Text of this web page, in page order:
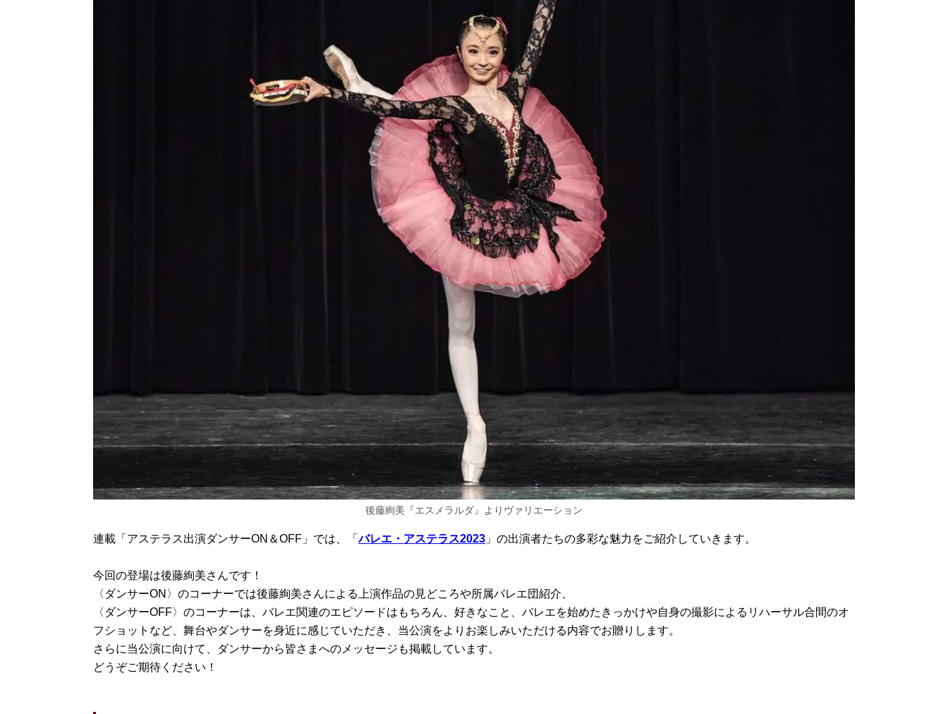
後藤絢美『エスメラルダ』よりヴァリエーション
連載「アステラス出演ダンサーON＆OFF」では、「バレエ・アステラス2023 」の出演者たちの多彩な魅力をご紹介していきます。
今回の登場は後藤絢美さんです！
〈ダンサーON〉のコーナーでは後藤絢美さんによる上演作品の見どころや所属バレエ団紹介、
〈ダンサーOFF〉のコーナーは、バレエ関連のエピソードはもちろん、好きなこと、バレエを始めたきっかけや自身の撮影によるリハーサル合間のオ
フショットなど、舞台やダンサーを身近に感じていただき、当公演をよりお楽しみいただける内容でお贈りします。
さらに当公演に向けて、ダンサーから皆さまへのメッセージも掲載しています。
どうぞご期待ください！